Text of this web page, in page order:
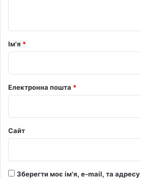
р
Ім'я *
Електронна пошта *
Сайт
Зберегти моє ім'я, e-mail, та